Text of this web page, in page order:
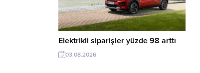
Elektrikli siparişler yüzde 98 arttı
03.08.2026